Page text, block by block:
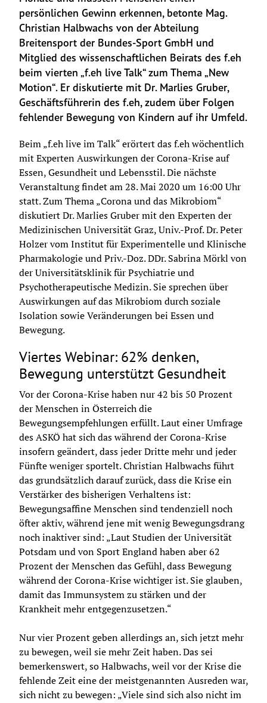
persönlichen Gewinn erkennen, betonte Mag.
Christian Halbwachs von der Abteilung
Breitensport der Bundes-Sport GmbH und
Mitglied des wissenschaftlichen Beirats des f.eh
beim vierten „f.eh live Talk“ zum Thema „New
Motion“. Er diskutierte mit Dr. Marlies Gruber,
Geschäftsführerin des f.eh, zudem über Folgen
fehlender Bewegung von Kindern auf ihr Umfeld.
Beim „f.eh live im Talk“ erörtert das f.eh wöchentlich
mit Experten Auswirkungen der Corona-Krise auf
Essen, Gesundheit und Lebensstil. Die nächste
Veranstaltung findet am 28. Mai 2020 um 16:00 Uhr
statt. Zum Thema „Corona und das Mikrobiom“
diskutiert Dr. Marlies Gruber mit den Experten der
Medizinischen Universität Graz, Univ.-Prof. Dr. Peter
Holzer vom Institut für Experimentelle und Klinische
Pharmakologie und Priv.-Doz. DDr. Sabrina Mörkl von
der Universitätsklinik für Psychiatrie und
Psychotherapeutische Medizin. Sie sprechen über
Auswirkungen auf das Mikrobiom durch soziale
Isolation sowie Veränderungen bei Essen und
Bewegung.
Viertes Webinar: 62% denken,
Bewegung unterstützt Gesundheit
Vor der Corona-Krise haben nur 42 bis 50 Prozent
der Menschen in Österreich die
Bewegungsempfehlungen erfüllt. Laut einer Umfrage
des ASKÖ hat sich das während der Corona-Krise
insofern geändert, dass jeder Dritte mehr und jeder
Fünfte weniger sportelt. Christian Halbwachs führt
das grundsätzlich darauf zurück, dass die Krise ein
Verstärker des bisherigen Verhaltens ist:
Bewegungsaffine Menschen sind tendenziell noch
öfter aktiv, während jene mit wenig Bewegungsdrang
noch inaktiver sind: „Laut Studien der Universität
Potsdam und von Sport England haben aber 62
Prozent der Menschen das Gefühl, dass Bewegung
während der Corona-Krise wichtiger ist. Sie glauben,
damit das Immunsystem zu stärken und der
Krankheit mehr entgegenzusetzen.“
Nur vier Prozent geben allerdings an, sich jetzt mehr
zu bewegen, weil sie mehr Zeit haben. Das sei
bemerkenswert, so Halbwachs, weil vor der Krise die
fehlende Zeit eine der meistgenannten Ausreden war,
sich nicht zu bewegen: „Viele sind sich also nicht im